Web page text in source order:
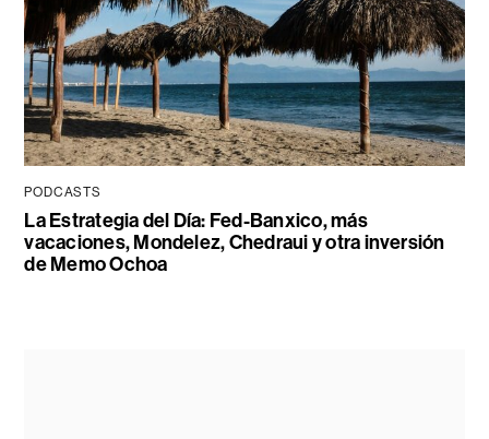
PODCASTS
La Estrategia del Día: Fed-Banxico, más
vacaciones, Mondelez, Chedraui y otra inversión
de Memo Ochoa